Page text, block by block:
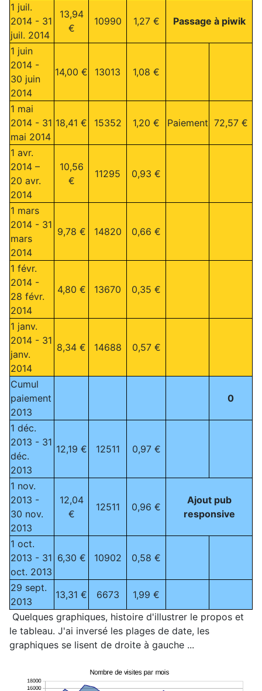
1 juil.
2014 - 31
juil. 2014
13,94
€
10990 1,27 € Passage à piwik
1 juin
2014 -
30 juin
2014
14,00 € 13013 1,08 €
1 mai
2014 - 31
mai 2014
18,41 € 15352 1,20 € Paiement 72,57 €
1 avr.
2014 –
20 avr.
2014
10,56
€
11295 0,93 €
1 mars
2014 - 31
mars
2014
9,78 € 14820 0,66 €
1 févr.
2014 -
28 févr.
2014
4,80 € 13670 0,35 €
1 janv.
2014 - 31
janv.
2014
8,34 € 14688 0,57 €
Cumul
paiement
2013
0
1 déc.
2013 - 31
déc.
2013
12,19 € 12511 0,97 €
1 nov.
2013 -
30 nov.
2013
12,04
€
12511 0,96 €
Ajout pub
responsive
1 oct.
2013 - 31
oct. 2013
6,30 € 10902 0,58 €
29 sept.
2013
13,31 € 6673
1,99 €
Quelques graphiques, histoire d'illustrer le propos et
le tableau. J'ai inversé les plages de date, les
graphiques se lisent de droite à gauche ...